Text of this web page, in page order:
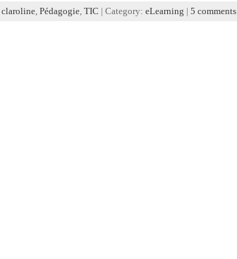
claroline, Pédagogie, TIC | Category: eLearning 5 comments